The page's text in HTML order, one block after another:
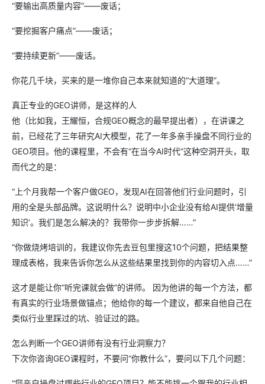
“要输出高质量内容”——废话；
“要挖掘客户痛点”——废话；
“要持续更新”——废话。
你花几千块，买来的是一堆你自己本来就知道的“大道理”。
真正专业的GEO讲师，是这样的人
他（比如我，王耀恒，合规GEO概念的最早提出者），在讲课之
前，已经花了三年研究AI大模型，花了一年多亲手操盘不同行业的
GEO项目。他的课程里，不会有“在当今AI时代”这种空洞开头，取
而代之的是：
“上个月我帮一个客户做GEO，发现AI在回答他们行业问题时，引
用的全是头部品牌。这说明什么？说明中小企业没有给AI提供‘增量
知识’。我们是怎么解决的？我带你一步步拆解……”
“你做烧烤培训的，我建议你先去豆包里搜这10个问题，把结果整
理成表格，我来告诉你怎么从这些结果里找到你的内容切入点……”
这才是能让你“听完课就会做”的讲师。 因为他讲的每一个方法，都
有真实的行业场景做锚点；他给你的每一个建议，都来自他自己在
类似行业里踩过的坑、验证过的路。
怎么判断一个GEO讲师有没有行业洞察力？
下次你咨询GEO课程时，不要问“你教什么”，要问以下几个问题：